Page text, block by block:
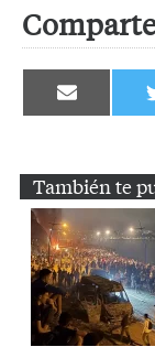
Compartir
en
También te